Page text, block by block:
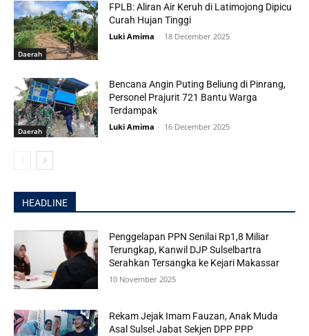
Daerah
FPLB: Aliran Air Keruh di Latimojong Dipicu
Curah Hujan Tinggi
Luki Amima - 18 December 2025
Daerah
Bencana Angin Puting Beliung di Pinrang,
Personel Prajurit 721 Bantu Warga
Terdampak
Luki Amima - 16 December 2025
HEADLINE
Penggelapan PPN Senilai Rp1,8 Miliar
Terungkap, Kanwil DJP Sulselbartra
Serahkan Tersangka ke Kejari Makassar
10 November 2025
Rekam Jejak Imam Fauzan, Anak Muda
Asal Sulsel Jabat Sekjen DPP PPP